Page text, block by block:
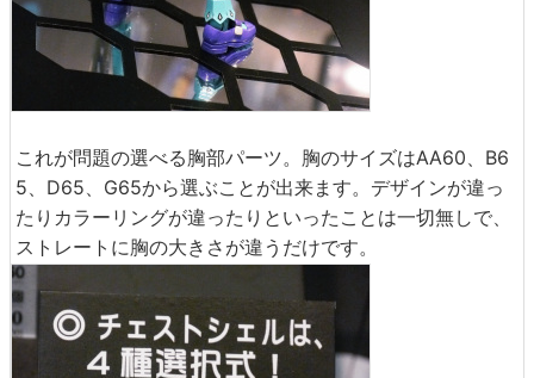
これが問題の選べる胸部パーツ。胸のサイズはAA60、B6
5、D65、G65から選ぶことが出来ます。デザインが違っ
たりカラーリングが違ったりといったことは一切無しで、
ストレートに胸の大きさが違うだけです。